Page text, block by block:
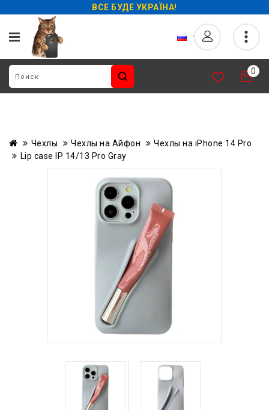
ВСЕ БУДЕ УКРАЇНА!
0
Чехлы Чехлы на Айфон
Чехлы на iPhone 14 Pro
Lip case IP 14/13 Pro Gray